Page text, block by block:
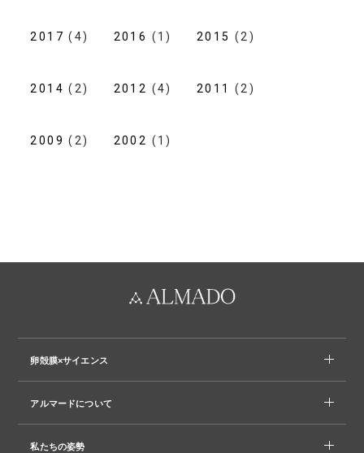
2017 (4) 2016 (1) 2015 (2)
2014 (2) 2012 (4) 2011 (2)
2009 (2) 2002 (1)
卵殻膜×サイエンス
アルマードについて
私たちの姿勢